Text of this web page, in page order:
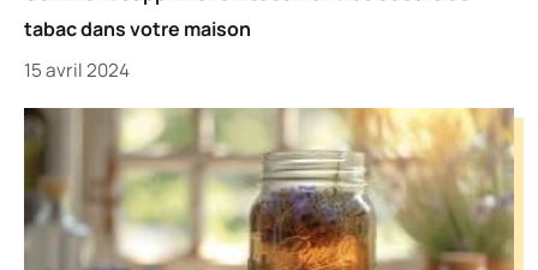
tabac dans votre maison
15 avril 2024